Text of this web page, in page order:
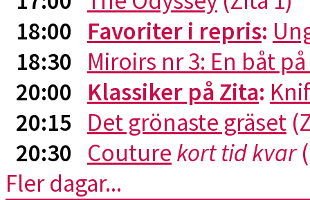
18:00 Favoriter i repris:
18:30 Miroirs nr 3: En båt
20:00 Klassiker på Zita:
20:15 Det grönaste gräset
20:30 Couture kort tid kvar
Fler dagar...